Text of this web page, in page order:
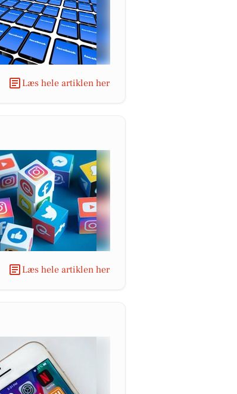
Læs hele artiklen her
Læs hele artiklen her